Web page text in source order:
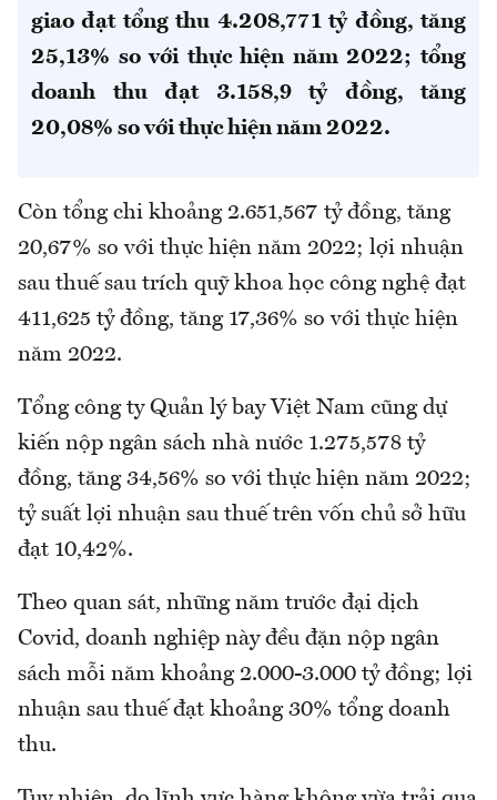
giao đạt tổng thu 4.208,771 tỷ đồng, tăng
25,13% so với thực hiện năm 2022; tổng
doanh thu đạt 3.158,9 tỷ đồng, tăng
20,08% so với thực hiện năm 2022.
Còn tổng chi khoảng 2.651,567 tỷ đồng, tăng
20,67% so với thực hiện năm 2022; lợi nhuận
sau thuế sau trích quỹ khoa học công nghệ đạt
411,625 tỷ đồng, tăng 17,36% so với thực hiện
năm 2022.
Tổng công ty Quản lý bay Việt Nam cũng dự
kiến nộp ngân sách nhà nước 1.275,578 tỷ
đồng, tăng 34,56% so với thực hiện năm 2022;
tỷ suất lợi nhuận sau thuế trên vốn chủ sở hữu
đạt 10,42%.
Theo quan sát, những năm trước đại dịch
Covid, doanh nghiệp này đều đặn nộp ngân
sách mỗi năm khoảng 2.000-3.000 tỷ đồng; lợi
nhuận sau thuế đạt khoảng 30% tổng doanh
thu.